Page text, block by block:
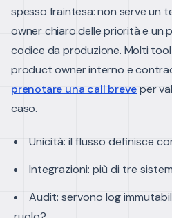
spesso fraintesa: non serve un
owner chiaro delle priorità e un
codice da produzione. Molti
product owner interno e
prenotare una call breveper
caso.
Unicità: il flusso definisce
Integrazioni: più di tre
Audit: servono log